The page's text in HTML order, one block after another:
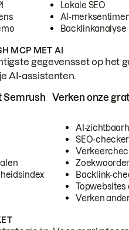
Lokale SEO
AI-
Backlinkanalyse
MCP MET AI
gegevensset op het
AI-assistenten.
Semrush Verken onze
AI-
SEO-checker
Backlink-
Topwebsites
Verken